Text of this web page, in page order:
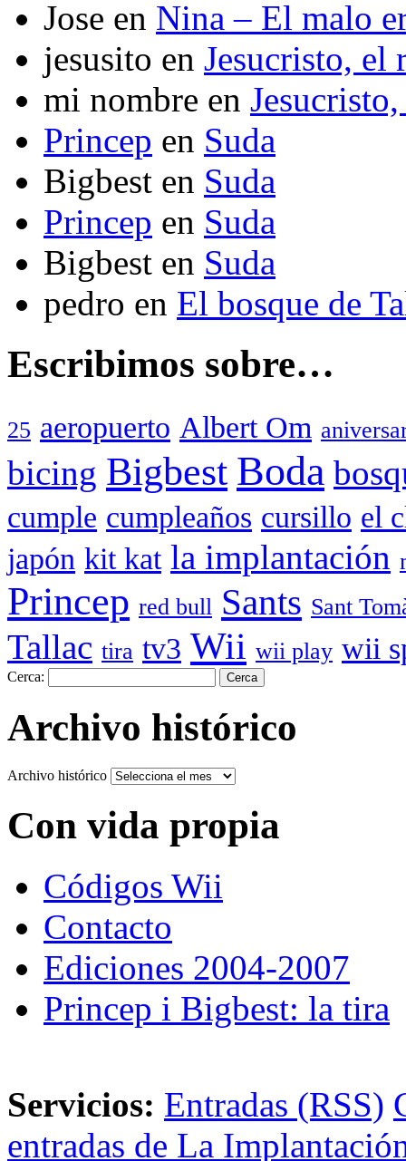
Jose en Nina – El malo
jesusito en Jesucristo, el
mi nombre en
Princep en Suda
Bigbest en Suda
Princep en Suda
Bigbest en Suda
pedro en El bosque de
Escribimos sobre…
25 aeropuerto Albert Om
bicing Bigbest Boda
cumple cumpleaños cursillo el
japón kit kat la implantación
Princep red bull Sants Sant
Tallac tira tv3 Wii wii play wii
Cerca:
Archivo histórico
Archivo histórico
Con vida propia
Códigos Wii
Contacto
Ediciones 2004-2007
Princep i Bigbest: la tira
Servicios: Entradas (RSS)
entradas de La